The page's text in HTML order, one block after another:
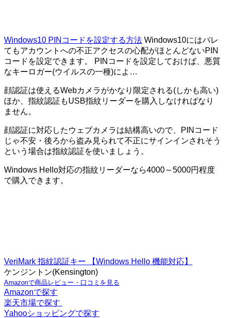
Windows10 PINコードを設定する方法 Windows10にはバレ
てもアカウントへの不正アクセスの心配がほとんどないPIN
コードを設定できます。 PINコードを設定しておけば、悪質
なキーロガー(ウイルスの一種)によ…
顔認証は使えるWebカメラがかなり限定される(しかも高い)
ほか、指紋認証もUSB指紋リーダーを購入しなければなり
ません。
顔認証に対応したウェブカメラは結構高いので、PINコード
じゃ不安・後ろから盗み見られて不正にサインインされそう
という場合は指紋認証を使いましょう。
Windows Hello対応の指紋リーダーなら4000～5000円程度
で購入できます。
VeriMark 指紋認証キー 【Windows Hello 機能対応】
ケンジントン(Kensington)
Amazonで商品レビュー・口コミを見る
Amazonで探す
楽天市場で探す
Yahooショッピングで探す